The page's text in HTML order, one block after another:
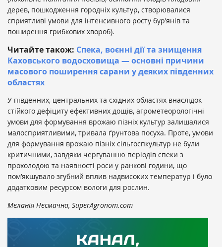
дерев, пошкодження городніх культур, створювалися
сприятливі умови для інтенсивного росту бур’янів та
поширення грибкових хвороб).
Читайте також: Спека, воєнні дії та знищення
Каховського водосховища — основні причини
масового поширення сарани у деяких південних
областях
У південних, центральних та східних областях внаслідок
стійкого дефіциту ефективних дощів, агрометеорологічні
умови для формування врожаю пізніх культур залишалися
малосприятливими, тривала ґрунтова посуха. Проте, умови
для формування врожаю пізніх сільгоспкультур не були
критичними, завдяки чергуванню періодів спеки з
прохолодою та наявності роси у ранкові години, що
пом’якшувало згубний вплив надвисоких температур і було
додатковим ресурсом вологи для рослин.
Меланія Несмачна, SuperAgronom.com